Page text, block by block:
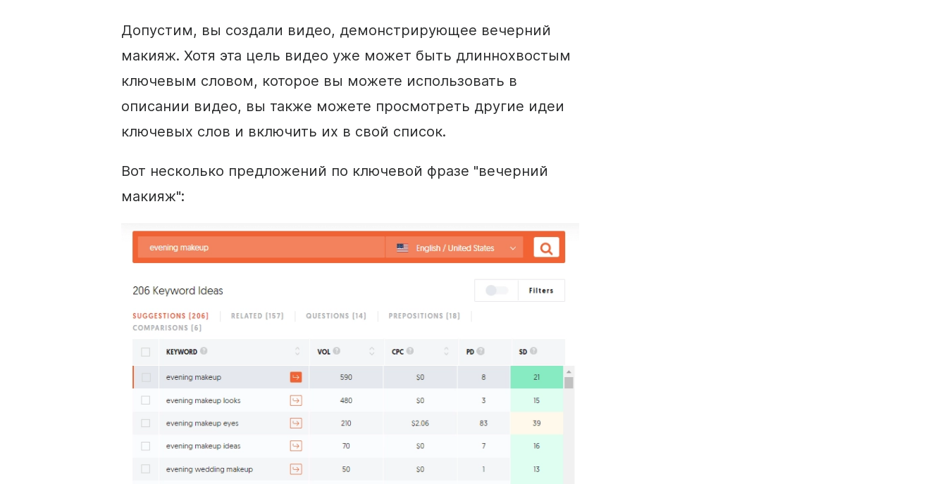
Допустим, вы создали видео, демонстрирующее вечерний
макияж. Хотя эта цель видео уже может быть длиннохвостым
ключевым словом, которое вы можете использовать в
описании видео, вы также можете просмотреть другие идеи
ключевых слов и включить их в свой список.
Вот несколько предложений по ключевой фразе "вечерний
макияж":